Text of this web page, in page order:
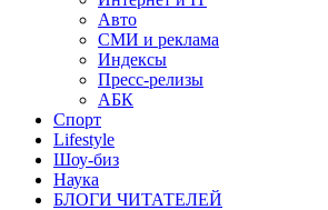
Авто
СМИ и реклама
Индексы
Пресс-релизы
АБК
Спорт
Lifestyle
Шоу-биз
Наука
БЛОГИ ЧИТАТЕЛЕЙ